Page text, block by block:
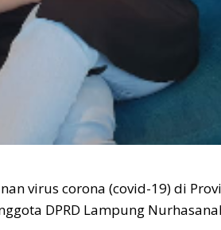
virus corona (covid-19) di
DPRD Lampung